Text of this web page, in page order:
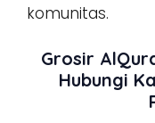
komunitas.
Grosir
Hubungi